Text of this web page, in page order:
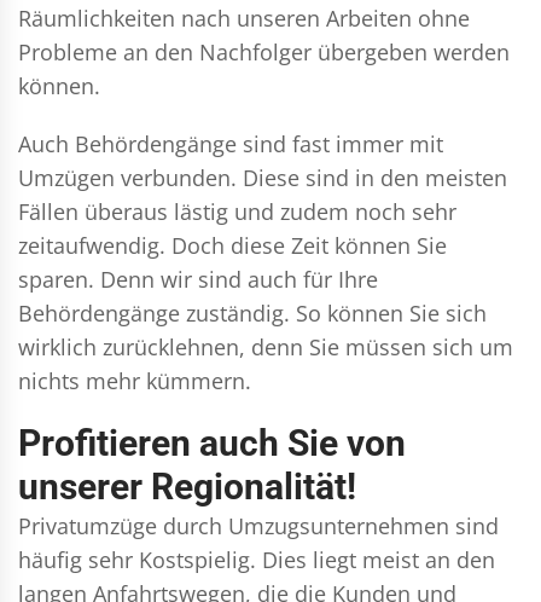
Räumlichkeiten nach unseren Arbeiten ohne
Probleme an den Nachfolger übergeben werden
können.
Auch Behördengänge sind fast immer mit
Umzügen verbunden. Diese sind in den meisten
Fällen überaus lästig und zudem noch sehr
zeitaufwendig. Doch diese Zeit können Sie
sparen. Denn wir sind auch für Ihre
Behördengänge zuständig. So können Sie sich
wirklich zurücklehnen, denn Sie müssen sich um
nichts mehr kümmern.
Profitieren auch Sie von
unserer Regionalität!
Privatumzüge durch Umzugsunternehmen sind
häufig sehr Kostspielig. Dies liegt meist an den
langen Anfahrtswegen, die die Kunden und